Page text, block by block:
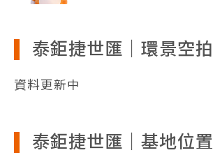
泰鉅捷世匯｜環景空拍
資料更新中
泰鉅捷世匯｜基地位置